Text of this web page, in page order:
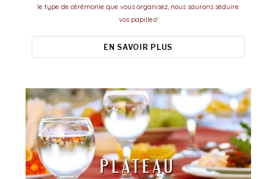
le type de cérémonie que vous organisez, nous saurons séduire
vos papilles!
EN SAVOIR PLUS